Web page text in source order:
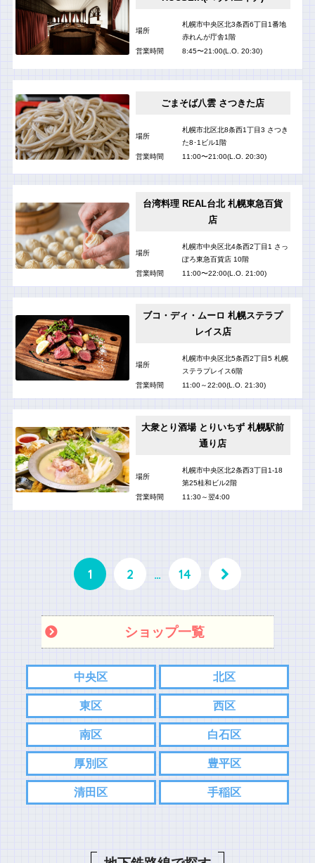
場所
札幌市中央区北3条西6丁目1番地
赤れんが庁舎1階
営業時間
8:45〜21:00(L.O. 20:30)
ごまそば八雲 さつきた店
場所
札幌市北区北8条西1丁目3 さつき
た8･1ビル1階
営業時間
11:00〜21:00(L.O. 20:30)
台湾料理 REAL台北 札幌東急百貨
店
場所
札幌市中央区北4条西2丁目1 さっ
ぽろ東急百貨店 10階
営業時間
11:00〜22:00(L.O. 21:00)
ブコ・ディ・ムーロ 札幌ステラプ
レイス店
場所
札幌市中央区北5条西2丁目5 札幌
ステラプレイス6階
営業時間
11:00～22:00(L.O. 21:30)
大衆とり酒場 とりいちず 札幌駅前
通り店
場所
札幌市中央区北2条西3丁目1-18
第25桂和ビル2階
営業時間
11:30～翌4:00
1 2 … 14
ショップ一覧
中央区 北区
東区 西区
南区 白石区
厚別区 豊平区
清田区 手稲区